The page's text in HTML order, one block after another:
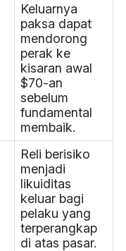
Keluarnya
paksa dapat
mendorong
perak ke
kisaran awal
$70-an
sebelum
fundamental
membaik.
Reli berisiko
menjadi
likuiditas
keluar bagi
pelaku yang
terperangkap
di atas pasar.